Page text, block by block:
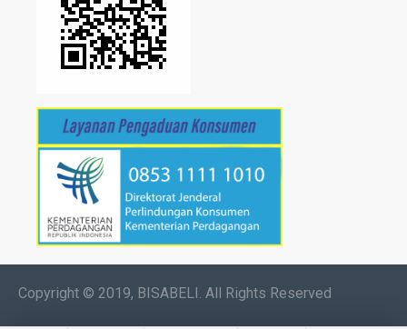
Copyright © 2019, BISABELI. All Rights Reserved